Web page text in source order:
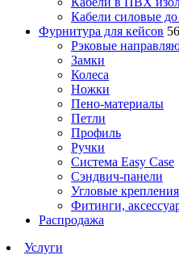
Кабели силовые
Фурнитура для кейсов
Рэковые
Замки
Колеса
Ножки
Пено-материалы
Петли
Профиль
Ручки
Система Easy Case
Сэндвич-панели
Угловые крепления
Фитинги,
Распродажа
Услуги